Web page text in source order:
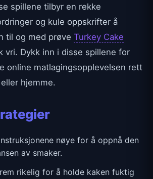
spillene tilbyr en rekke
og kule oppskrifter å
til og med prøve Turkey Cake
vri. Dykk inn i disse spillene for
online matlagingsopplevelsen rett
hjemme.
nøye for å oppnå den
av smaker.
rikelig for å holde kaken fuktig